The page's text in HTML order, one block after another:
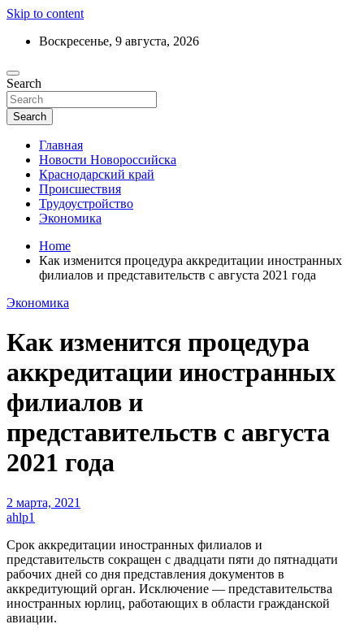
Skip to content
Воскресенье, 9 августа, 2026
Актуальные новости Новороссийска и
Краснодарского края
Ежедневный дайджест событий региона
Search
Search
Главная
Новости Новороссийска
Краснодарский край
Происшествия
Трудоустройство
Экономика
Home
Как изменится процедура аккредитации иностранных
филиалов и представительств с августа 2021 года
Экономика
Как изменится процедура
аккредитации иностранных
филиалов и
представительств с августа
2021 года
2 марта, 2021
ahlp1
Срок аккредитации иностранных филиалов и
представительств сокращен с двадцати пяти до пятнадцати
рабочих дней со дня представления документов в
аккредитующий орган. Исключение — представительства
иностранных юрлиц, работающих в области гражданской
авиации.